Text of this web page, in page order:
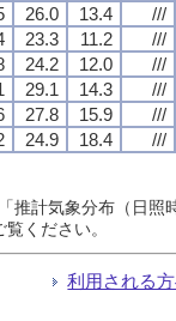
26.0 13.4
///
23.3 11.2
///
24.2 12.0
///
29.1 14.3
///
27.8 15.9
///
24.9 18.4 ///
推計気象分布（日
覧ください。
利用される